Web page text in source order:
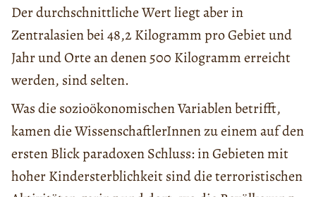
Der durchschnittliche Wert liegt aber in
Zentralasien bei 48,2 Kilogramm pro Gebiet und
Jahr und Orte an denen 500 Kilogramm erreicht
werden, sind selten.
Was die sozioökonomischen Variablen betrifft,
kamen die WissenschaftlerInnen zu einem auf den
ersten Blick paradoxen Schluss: in Gebieten mit
hoher Kindersterblichkeit sind die terroristischen